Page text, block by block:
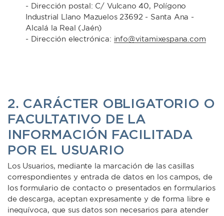
- Dirección postal: C/ Vulcano 40, Polígono
Industrial Llano Mazuelos 23692 - Santa Ana -
Alcalá la Real (Jaén)
- Dirección electrónica: info@vitamixespana.com
2. CARÁCTER OBLIGATORIO O
FACULTATIVO DE LA
INFORMACIÓN FACILITADA
POR EL USUARIO
Los Usuarios, mediante la marcación de las casillas
correspondientes y entrada de datos en los campos, de
los formulario de contacto o presentados en formularios
de descarga, aceptan expresamente y de forma libre e
inequívoca, que sus datos son necesarios para atender